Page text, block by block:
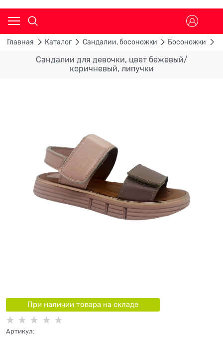
Главная Каталог Сандалии, босоножки Босоножки
Сандалии для девочки, цвет бежевый/
коричневый, липучки
При наличии товара на складе
Артикул: